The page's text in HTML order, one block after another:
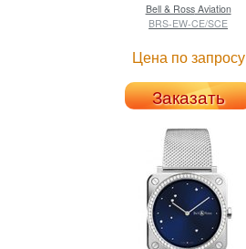
Bell & RossAviation
BRS-EW-CE/SCE
Цена по запросу
Заказать